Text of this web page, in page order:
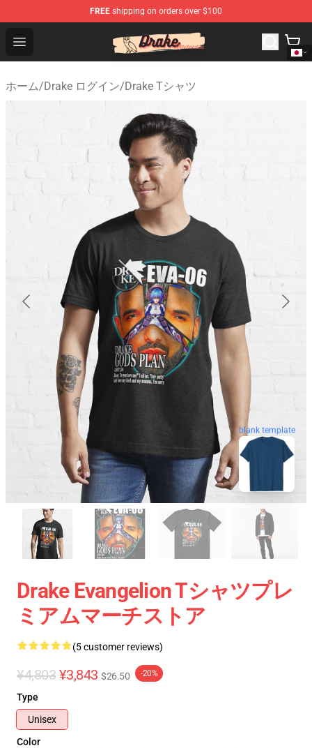
FREE shipping on orders over $100
Open menu
Drake Shop - Official Drake Merchandise Store
ホーム/Drake ログイン/Drake Tシャツ
blank template
Drake Evangelion Tシャツプレ
ミアムマーチストア
(5 customer reviews)
¥4,803 ¥3,843 $26.50 -20%
Type
Unisex
Color